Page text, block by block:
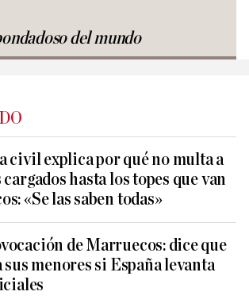
del mundo
civil explica por qué no multa a
hasta los topes que van
«Se las saben todas»
de Marruecos: dice que
menores si España levanta